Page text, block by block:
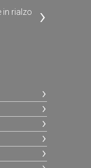
in rialzo